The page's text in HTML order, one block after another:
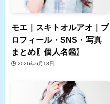
モエ｜スキトオルアオ｜プ
ロフィール・SNS・写真
まとめ〖個人名鑑〗
2026年6月18日